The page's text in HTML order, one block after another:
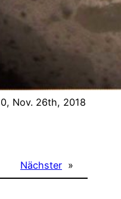
Nov. 26th, 2018
Nächster »